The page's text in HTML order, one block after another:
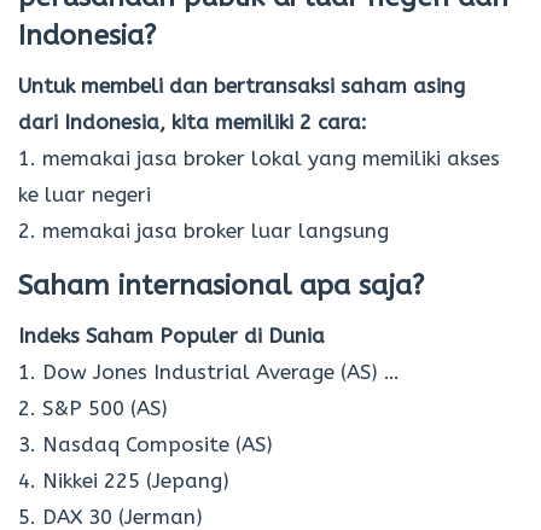
Indonesia?
Untuk membeli dan bertransaksi saham asing
dari Indonesia, kita memiliki 2 cara:
1. memakai jasa broker lokal yang memiliki akses
ke luar negeri
2. memakai jasa broker luar langsung
Saham internasional apa saja?
Indeks Saham Populer di Dunia
1. Dow Jones Industrial Average (AS) …
2. S&P 500 (AS)
3. Nasdaq Composite (AS)
4. Nikkei 225 (Jepang)
5. DAX 30 (Jerman)